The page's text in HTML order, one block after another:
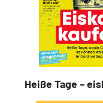
Heiße Tage –